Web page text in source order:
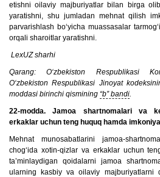
etishni oilaviy majburiyatlar bilan birga
yaratishni, shu jumladan mehnat qilish
parvarishlash bo‘yicha muassasalar
orqali sharoitlar yaratishni.
LexUZ sharhi
Qarang: O‘zbekiston Respublikasi
O‘zbekiston Respublikasi Jinoyat
moddasi birinchi qismining “b” bandi.
22-modda. Jamoa shartnomalari va
erkaklar uchun teng huquq hamda
Mehnat munosabatlarini jamoa-
chog‘ida xotin-qizlar va erkaklar uchun
ta’minlaydigan qoidalarni jamoa
ularning kasbiy va oilaviy majburiyatlarni